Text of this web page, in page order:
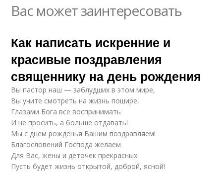
Вас может заинтересовать
Как написать искренние и
красивые поздравления
священнику на день рождения
Вы пастор наш — заблудших в этом мире,
Вы учите смотреть на жизнь пошире,
Глазами Бога все воспринимать
И не просить, а больше отдавать!
Мы с днем рожденья Вашим поздравляем!
Благословений Господа желаем
Для Вас, жены и деточек прекрасных.
Пусть будет жизнь открытой, доброй, ясной!